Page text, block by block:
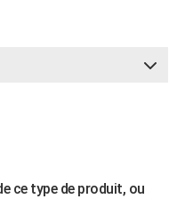
ce type de produit, ou